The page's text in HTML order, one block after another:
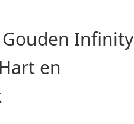
Infinity
en